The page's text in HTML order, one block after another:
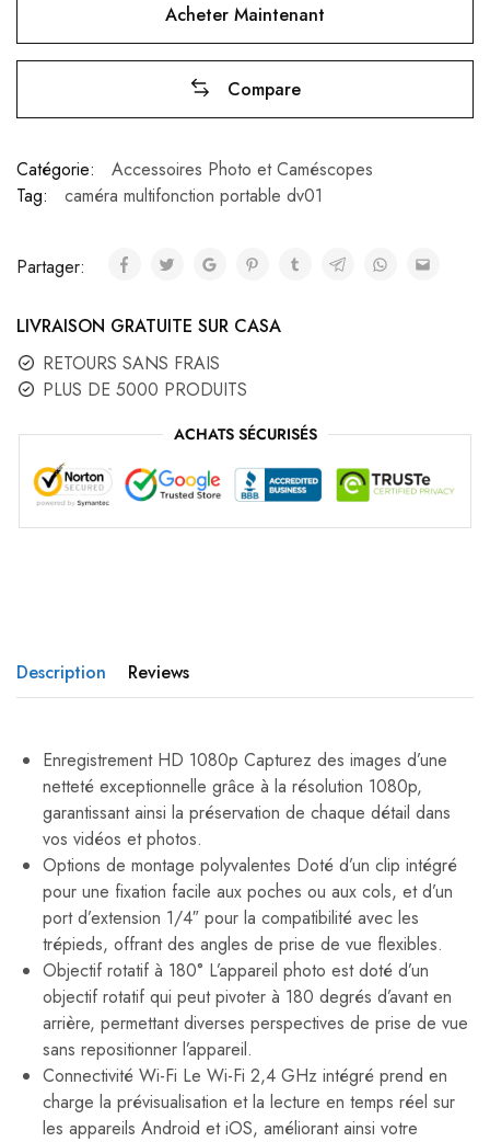
Acheter Maintenant
Compare
Catégorie:
Accessoires Photo et Caméscopes
Tag:
caméra multifonction portable dv01
Partager:
LIVRAISON GRATUITE SUR CASA
RETOURS SANS FRAIS
PLUS DE 5000 PRODUITS
ACHATS SÉCURISÉS
Description Reviews
Enregistrement HD 1080p Capturez des images d’une
netteté exceptionnelle grâce à la résolution 1080p,
garantissant ainsi la préservation de chaque détail dans
vos vidéos et photos.
Options de montage polyvalentes Doté d’un clip intégré
pour une fixation facile aux poches ou aux cols, et d’un
port d’extension 1/4″ pour la compatibilité avec les
trépieds, offrant des angles de prise de vue flexibles.
Objectif rotatif à 180° L’appareil photo est doté d’un
objectif rotatif qui peut pivoter à 180 degrés d’avant en
arrière, permettant diverses perspectives de prise de vue
sans repositionner l’appareil.
Connectivité Wi-Fi Le Wi-Fi 2,4 GHz intégré prend en
charge la prévisualisation et la lecture en temps réel sur
les appareils Android et iOS, améliorant ainsi votre